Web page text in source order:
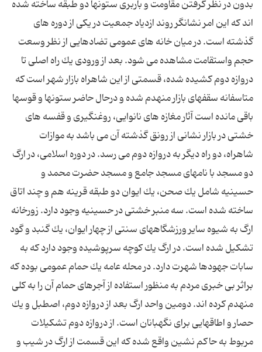
بدون در نظر گرفتن مقاومت و باربری ستونها دو طبقه ساخته شده
اند كه این امر نشانگر روند ازدیاد جمعیت در یكی از دوره های
گذشته است. در میان خانه های عمومی تضادهایی از نظر وسعت
حجم واستقامت مشاهده می شود. بعد از ورودی یك راه اصلی تا
دروازه دوم كشیده شده، قسمتی از این شاهراه بازار شهر است كه
متاسفانه سقفهای بازار منهدم شده و درحال حاضر ستونها و قوسها
باقی مانده است آثار مغازه های نانوایی، روغنگیری و قفسه های
خشتی در بازار نشانی از رونق گذشته آن می باشد به موازات
شاهراه، دو راه دیگر به دروازه دوم می رسد. در دوره اسلامی، در ارگ
دو مسجد با نامهای مسجد جامع و مسجد حضرت محمد و
حسینیه شامل یك صحن، یك ایوان دو طبقه قرینه هم و چند اتاق
ساخته شده است. سه منبر خشتی در حسینیه وجود دارد. زورخانه
ارگ به شیوه سایر ورزشگاههای سنتی از چهار ایوان، یك گنبد و گود
تشكیل شده است. در ارگ یك كوچه سرپوشیده وجود دارد كه به
سابات جهودها شهرت دارد. در محله عامه یك حمام عمومی بوده كه
براثر بی خبری مردم به منظور استفاده از آجرهای حمام آن را به كلی
منهدم كرده اند. دومین واحد ارگ بعد از دروازه دوم، اصطبل و یك
حصار و اطاقهایی برای نگهبانان است. از دروازه دوم تشكیلات
مربوط به حاكم نشین واقع شده كه این قسمت از ارگ در شیب و